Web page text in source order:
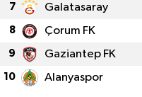
7 Galatasaray
8 Çorum FK
9 Gaziantep FK
10 Alanyaspor